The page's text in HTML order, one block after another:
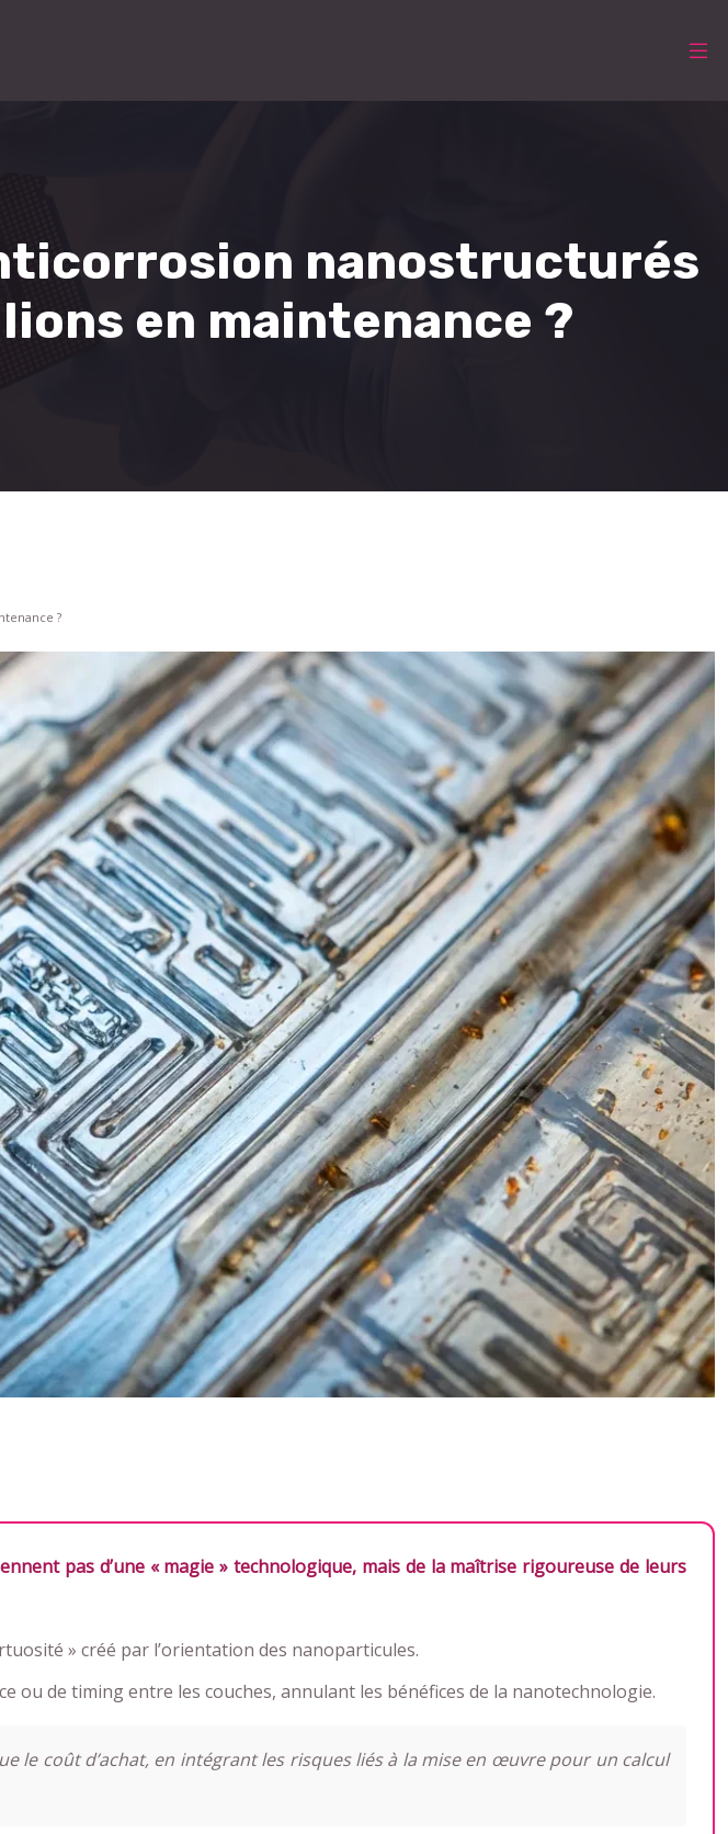
nanostructurés
en maintenance ?
?
pas d’une « magie » technologique, mais de la maîtrise rigoureuse de leurs
» créé par l’orientation des nanoparticules.
ou de timing entre les couches, annulant les bénéfices de la nanotechnologie.
le coût d’achat, en intégrant les risques liés à la mise en œuvre pour un calcul